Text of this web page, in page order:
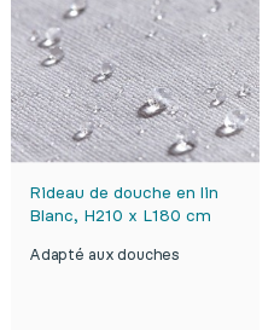
Rideau de douche en lin
Blanc, H210 x L180 cm
Adapté aux douches